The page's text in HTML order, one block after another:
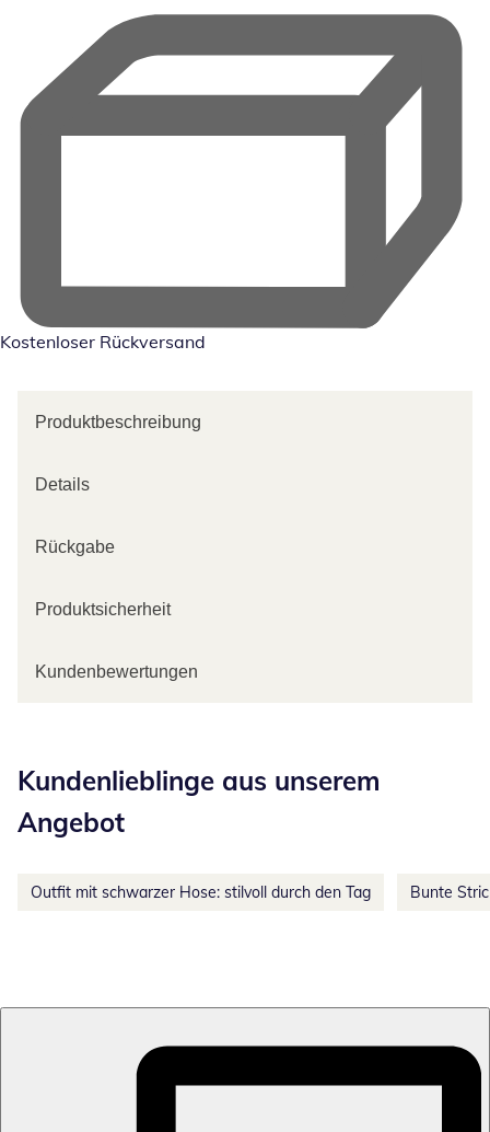
Kostenloser Rückversand
Produktbeschreibung
Details
Rückgabe
Produktsicherheit
Kundenbewertungen
Kundenlieblinge aus unserem
Angebot
Outfit mit schwarzer Hose: stilvoll durch den Tag Bunte